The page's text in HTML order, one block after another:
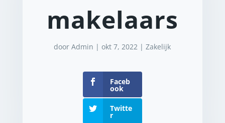
makelaars
doorAdmin |okt 7, 2022 |Zakelijk
Faceb
ook
Twitte
r